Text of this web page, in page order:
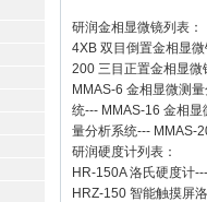
研润金相显微镜列表：
4XB 双目倒置金相显
200 三目正置金相显微
MMAS-6 金相显微测
统--- MMAS-16 金相显
量分析系统--- MMAS-
研润硬度计列表：
HR-150A 洛氏硬度计
HRZ-150 智能触摸屏